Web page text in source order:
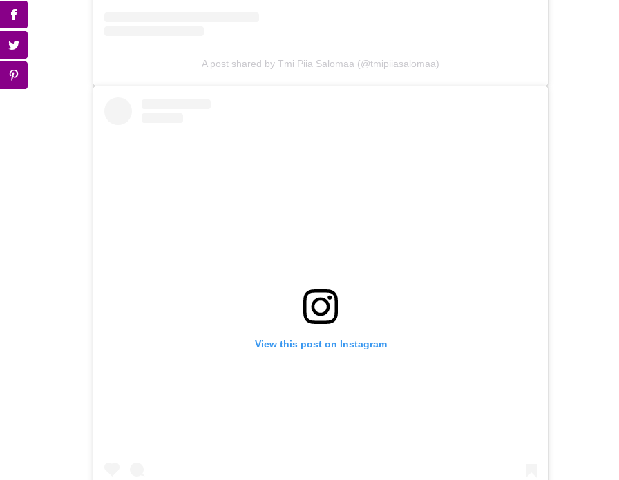
A post shared by Tmi Piia Salomaa (@tmipiiasalomaa)
View this post on Instagram